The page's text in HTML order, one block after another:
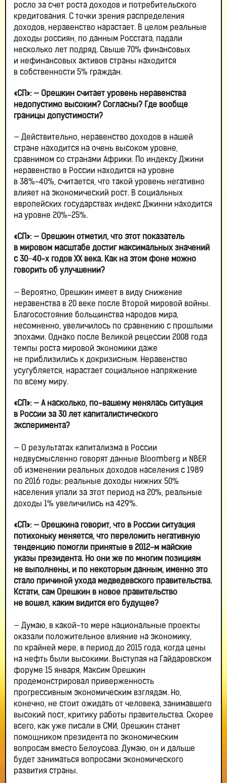
росло за счет роста доходов и потребительского
кредитования. С точки зрения распределения
доходов, неравенство нарастает. В целом реальные
доходы россиян, по данным Росстата, падали
несколько лет подряд. Свыше 70% финансовых
и нефинансовых активов страны находится
в собственности 5% граждан.
«СП»: — Орешкин считает уровень неравенства
недопустимо высоким? Согласны? Где вообще
границы допустимости?
— Действительно, неравенство доходов в нашей
стране находится на очень высоком уровне,
сравнимом со странами Африки. По индексу Джини
неравенство в России находится на уровне
в 38%-40%, считается, что такой уровень негативно
влияет на экономический рост. В социальных
европейских государствах индекс Джинни находится
на уровне 20%-25%.
«СП»: — Орешкин отметил, что этот показатель
в мировом масштабе достиг максимальных значений
с 30−40-х годов XX века. Как на этом фоне можно
говорить об улучшении?
— Вероятно, Орешкин имеет в виду снижение
неравенства в 20 веке после Второй мировой войны.
Благосостояние большинства народов мира,
несомненно, увеличилось по сравнению с прошлыми
эпохами. Однако после Великой рецессии 2008 года
темпы роста мировой экономики даже
не приблизились к докризисным. Неравенство
усугубляется, нарастает социальное напряжение
по всему миру.
«СП»: — А насколько, по-вашему менялась ситуация
в России за 30 лет капиталистического
эксперимента?
— О результатах капитализма в России
недвусмысленно говорят данные Bloomberg и NBER
об изменении реальных доходов населения с 1989
по 2016 годы: реальные доходы нижних 50%
населения упали за этот период на 20%, реальные
доходы 1% увеличились на 429%.
«СП»: — Орешкина говорит, что в России ситуация
потихоньку меняется, что переломить негативную
тенденцию помогли принятые в 2012-м майские
указы президента. Но они же по многим позициям
не выполнены, и по некоторым данным, именно это
стало причиной ухода медведевского правительства.
Кстати, сам Орешкин в новое правительство
не вошел, каким видится его будущее?
— Думаю, в какой-то мере национальные проекты
оказали положительное влияние на экономику,
по крайней мере, в период до 2015 года, когда цены
на нефть были высокими. Выступая на Гайдаровском
форуме 15 января, Максим Орешкин
продемонстрировал приверженность
прогрессивным экономическим взглядам. Но,
конечно, не стоит ожидать от человека, занимавшего
высокий пост, критику работы правительства. Скорее
всего, как уже писали в СМИ, Орешкин станет
помощником президента по экономическим
вопросам вместо Белоусова. Думаю, он и дальше
будет заниматься вопросами экономического
развития страны.